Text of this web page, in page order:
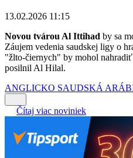
13.02.2026 11:15
Novou tvárou Al Ittihad by sa
Záujem vedenia saudskej ligy o
"žlto-čiernych" by mohol
posilnil Al Hilal.
ANGLICKO SAUDSKÁ
Čítaj viac noviniek